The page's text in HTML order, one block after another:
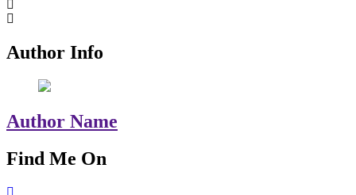
Author Info
Author Name
Find Me On